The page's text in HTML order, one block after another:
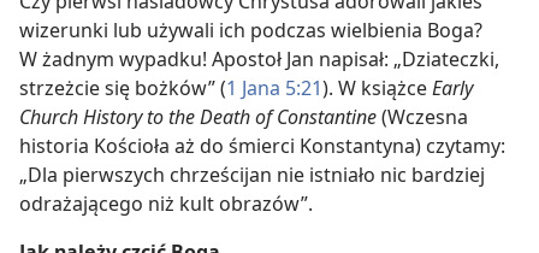
wizerunki lub używali ich podczas wielbienia Boga?
W żadnym wypadku! Apostoł Jan napisał: „Dziateczki,
strzeżcie się bożków” (1 Jana 5:21). W książceEarly
Church History to the Death of Constantine(Wczesna
historia Kościoła aż do śmierci Konstantyna) czytamy:
„Dla pierwszych chrześcijan nie istniało nic bardziej
odrażającego niż kult obrazów”.